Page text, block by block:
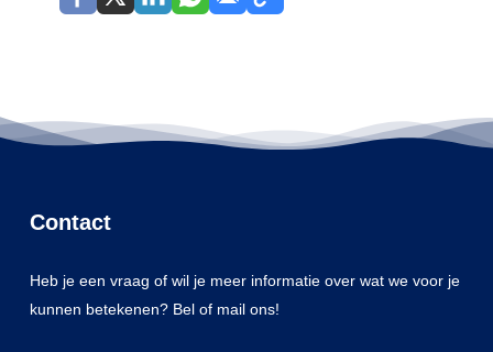
Contact
Heb je een vraag of wil je meer informatie over wat we voor je
kunnen betekenen? Bel of mail ons!